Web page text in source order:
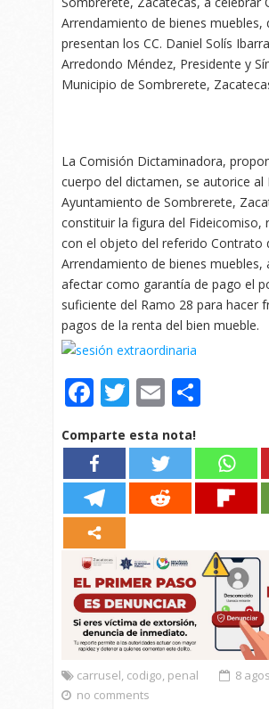
Arrendamiento de bienes muebles,
presentan los CC. Daniel Solís
Arredondo Méndez, Presidente y
Municipio de Sombrerete,
La Comisión Dictaminadora,
cuerpo del dictamen, se autorice al
Ayuntamiento de Sombrerete,
constituir la figura del Fideicomiso,
con el objeto del referido Contrato
Arrendamiento de bienes muebles,
afectar como garantía de pago el
suficiente del Ramo 28 para hacer
pagos de la renta del bien mueble.
Facebook
Twitter
Email
Comparte esta nota!
carrusel, codigo, penal
8
no comments